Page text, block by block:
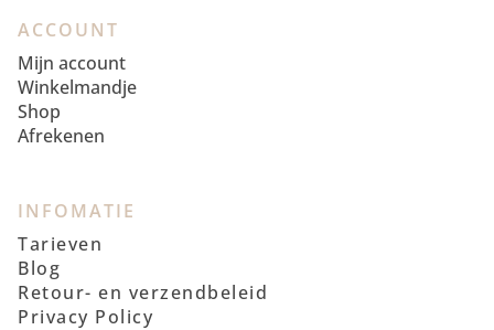
ACCOUNT
Mijn account
Winkelmandje
Shop
Afrekenen
INFOMATIE
Tarieven
Blog
Retour- en verzendbeleid
Privacy Policy